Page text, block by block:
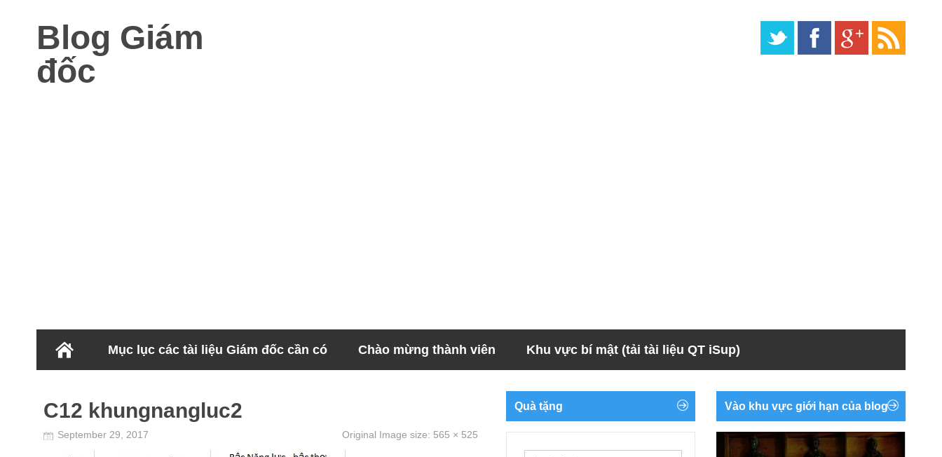
Blog Giám
đốc
Mục lục các tài liệu Giám đốc cần có Chào mừng thành viên Khu vực bí mật (tải tài liệu QT iSup)
C12 khungnangluc2
September 29, 2017 Original Image size: 565 × 525
Quà tặng Vào khu vực giới hạn của blog